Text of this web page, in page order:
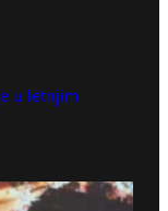
u letnjim